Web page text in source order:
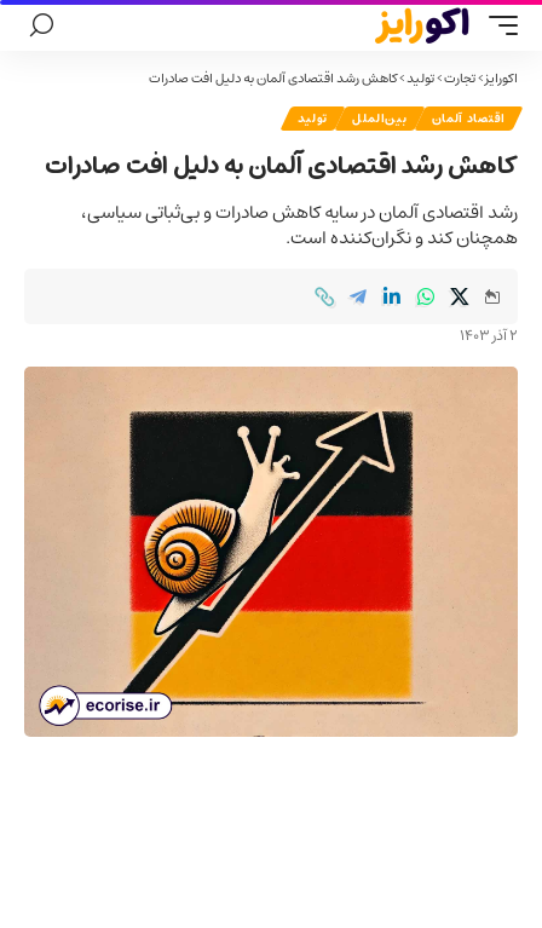
اکورایز>تجارت>تولید>کاهش رشد اقتصادی آلمان به دلیل افت صادرات
اقتصاد آلمان بین‌الملل تولید
کاهش رشد اقتصادی آلمان به دلیل افت صادرات
رشد اقتصادی آلمان در سایه کاهش صادرات و بی‌ثباتی سیاسی،
همچنان کند و نگران‌کننده است.
2 آذر 1403